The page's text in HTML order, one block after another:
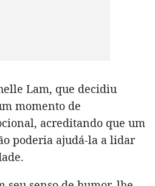
Lam, que decidiu
momento de
acreditando que um
poderia ajudá-la a lidar